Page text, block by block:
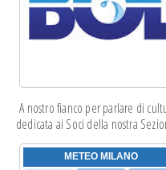
A nostro fianco per parlare di
dedicata ai Soci della nostra